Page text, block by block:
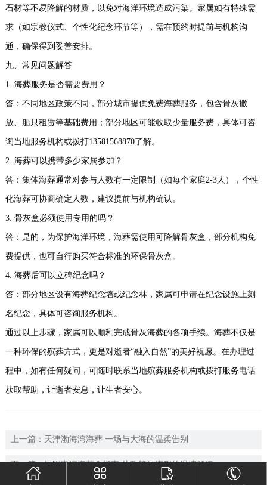
石材等不易降解的材质，以免对海洋环境造成污染。家属如有特殊需
求（如宗教仪式、个性化纪念环节等），需在预约时提前与机构沟
通，确保得到妥善安排。
九、常见问题解答
1. 海葬服务是否需要费用？
答：不同地区政策不同，部分城市提供免费海葬服务，包含骨灰撒
放、船只租赁等基础费用；部分地区可能收取少量服务费，具体可咨
询当地服务机构或拨打13581568870了解。
2. 海葬可以携带多少家属参加？
答：集体海葬通常对参与人数有一定限制（如每个家庭2-3人），个性
化海葬可协商确定人数，建议提前与机构确认。
3. 骨灰盒必须使用专用的吗？
答：是的，为保护海洋环境，海葬需使用可降解骨灰盒，部分机构免
费提供，也可自行购买符合标准的环保骨灰盒。
4. 海葬后可以立碑纪念吗？
答：部分地区设有海葬纪念墙或纪念林，家属可申请在纪念设施上刻
名纪念，具体可咨询服务机构。
通过以上步骤，家属可以顺利完成骨灰海葬的各项手续。海葬不仅是
一种环保的殡葬方式，更是对逝者“融入自然”的美好祝愿。在办理过
程中，如有任何疑问，可随时联系当地殡葬服务机构或拨打服务电话
获取帮助，让逝者安息，让生者安心。
上一篇： 天津渤海湾海葬 一场与大海的温柔告别
下一篇：揭阳申请海葬全指南 从政策到流程的温情解读